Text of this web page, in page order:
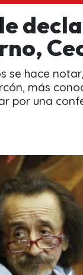
hace
más
por una